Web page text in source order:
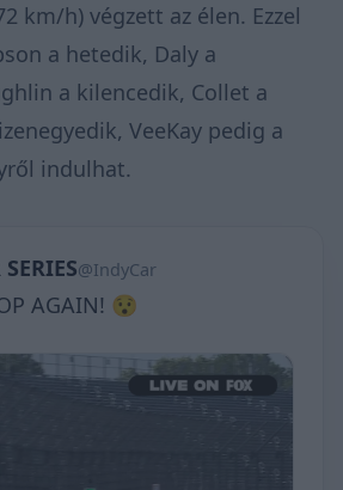
km/h) végzett az élen. Ezzel
a hetedik, Daly a
a kilencedik, Collet a
VeeKay pedig a
indulhat.
@IndyCar
AGAIN! 😯